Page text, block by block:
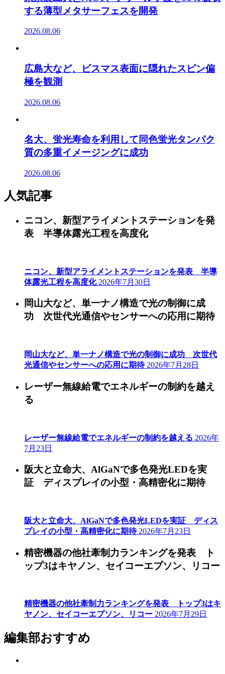
する薄型メタサーフェスを開発
2026.08.06
広島大など、ビスマス表面に隠れたスピン偏
極を観測
2026.08.06
名大、蛍光寿命を利用して同色蛍光タンパク
質の多重イメージングに成功
2026.08.06
人気記事
ニコン、新型アライメントステーションを発
表 半導体露光工程を高度化
ニコン、新型アライメントステーションを発表 半導
体露光工程を高度化 2026年7月30日
岡山大など、単一ナノ構造で光の制御に成
功 次世代光通信やセンサーへの応用に期待
岡山大など、単一ナノ構造で光の制御に成功 次世代
光通信やセンサーへの応用に期待 2026年7月28日
レーザー無線給電でエネルギーの制約を越え
る
レーザー無線給電でエネルギーの制約を越える 2026年
7月23日
阪大と立命大、AlGaNで多色発光LEDを実
証 ディスプレイの小型・高精密化に期待
阪大と立命大、AlGaNで多色発光LEDを実証 ディス
プレイの小型・高精密化に期待 2026年7月23日
精密機器の他社牽制力ランキングを発表 ト
ップ3はキヤノン、セイコーエプソン、リコー
精密機器の他社牽制力ランキングを発表 トップ3はキ
ヤノン、セイコーエプソン、リコー 2026年7月29日
編集部おすすめ